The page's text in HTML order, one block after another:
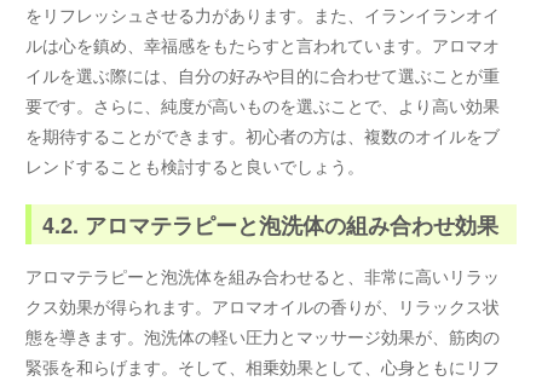
をリフレッシュさせる力があります。また、イランイランオイ
ルは心を鎮め、幸福感をもたらすと言われています。アロマオ
イルを選ぶ際には、自分の好みや目的に合わせて選ぶことが重
要です。さらに、純度が高いものを選ぶことで、より高い効果
を期待することができます。初心者の方は、複数のオイルをブ
レンドすることも検討すると良いでしょう。
4.2. アロマテラピーと泡洗体の組み合わせ効果
アロマテラピーと泡洗体を組み合わせると、非常に高いリラッ
クス効果が得られます。アロマオイルの香りが、リラックス状
態を導きます。泡洗体の軽い圧力とマッサージ効果が、筋肉の
緊張を和らげます。そして、相乗効果として、心身ともにリフ